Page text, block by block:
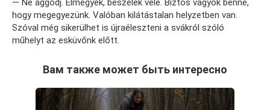
— Ne aggódj. Elmegyek, beszélek vele. Biztos vagyok benne,
hogy megegyezünk. Valóban kilátástalan helyzetben van.
Szóval még sikerülhet is újraéleszteni a svákról szóló
műhelyt az esküvőnk előtt.
Вам также может быть интересно